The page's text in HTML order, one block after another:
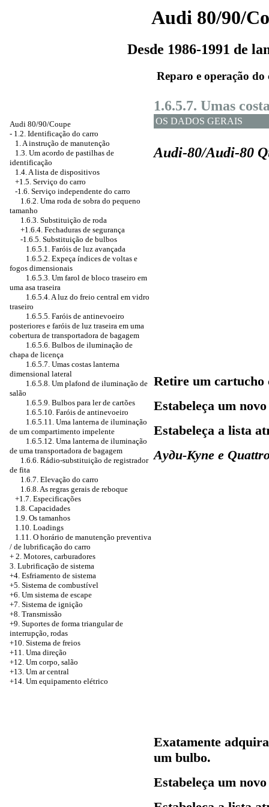
Audi 80/90/
Desde 1986-1991 de
Reparo e operação do
Audi 80/90/Coupe
- 1.2. Identificação do carro
1. A instrução de manutenção
1.3. Um acordo de pastilhas de
identificação
1.4. A lista de dispositivos
+1.5. Serviço do carro
-1.6. Serviço independente do carro
1.6.2. Uma roda de sobra do pequeno
tamanho
1.6.3. Substituição de roda
+1.6.4. Fechaduras de segurança
-1.6.5. Substituição de bulbos
1.6.5.1. Faróis de luz avançada
1.6.5.2. Expeça índices de voltas e
fogos dimensionais
1.6.5.3. Um farol de bloco traseiro em
uma asa traseira
1.6.5.4. A luz do freio central em vidro
traseiro
1.6.5.5. Faróis de antinevoeiro
posteriores e faróis de luz traseira em uma
cobertura de transportadora de bagagem
1.6.5.6. Bulbos de iluminação de
chapa de licença
1.6.5.7. Umas costas lanterna
dimensional lateral
1.6.5.8. Um plafond de iluminação de
salão
1.6.5.9. Bulbos para ler de cartões
1.6.5.10. Faróis de antinevoeiro
1.6.5.11. Uma lanterna de iluminação
de um compartimento impelente
1.6.5.12. Uma lanterna de iluminação
de uma transportadora de bagagem
1.6.6. Rádio-substituição de registrador
de fita
1.6.7. Elevação do carro
1.6.8. As regras gerais de reboque
+1.7. Especificações
1.8. Capacidades
1.9. Os tamanhos
1.10. Loadings
1.11. O horário de manutenção preventiva
/ de lubrificação do carro
+ 2. Motores, carburadores
3. Lubrificação de sistema
+4. Esfriamento de sistema
+5. Sistema de combustível
+6. Um sistema de escape
+7. Sistema de ignição
+8. Transmissão
+9. Suportes de forma triangular de
interrupção, rodas
+10. Sistema de freios
+11. Uma direção
+12. Um corpo, salão
+13. Um ar central
+14. Um equipamento elétrico
1.6.5.7. Umas
OS DADOS GERAIS
Audi-80/Audi-80
Retire um
Estabeleça um
Estabeleça a lista
Aуди-Купе e
Exatamente
um bulbo.
Estabeleça um